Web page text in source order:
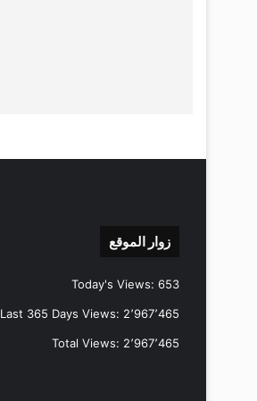
زوار الموقع
Today's Views: 653
Last 365 Days Views: 2٬967٬465
Total Views: 2٬967٬465